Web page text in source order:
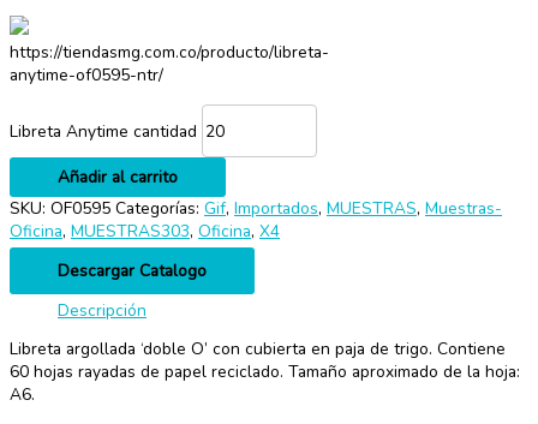
https://tiendasmg.com.co/producto/libreta-
anytime-of0595-ntr/
Libreta Anytime cantidad
Añadir al carrito
SKU: OF0595 Categorías: Gif, Importados, MUESTRAS, Muestras-
Oficina, MUESTRAS303, Oficina, X4
Descargar Catalogo
Descripción
Libreta argollada ‘doble O’ con cubierta en paja de trigo. Contiene
60 hojas rayadas de papel reciclado. Tamaño aproximado de la hoja:
A6.